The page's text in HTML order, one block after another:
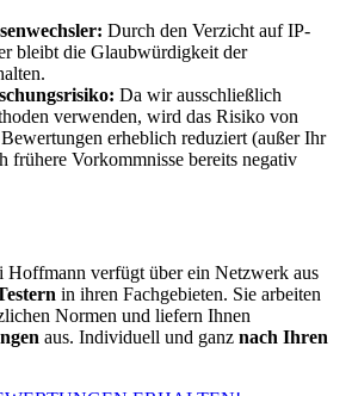
Durch den Verzicht auf IP-
bleibt die Glaubwürdigkeit der
Da wir ausschließlich
verwenden, wird das Risiko von
erheblich reduziert (außer Ihr
frühere Vorkommnisse bereits negativ
Hoffmann verfügt über ein Netzwerk aus
in ihren Fachgebieten. Sie arbeiten
Normen und liefern Ihnen
aus. Individuell und ganz nach Ihren